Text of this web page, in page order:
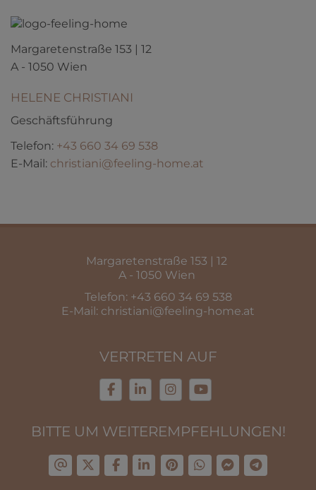
Margaretenstraße 153 | 12
A - 1050 Wien
HELENE CHRISTIANI
Geschäftsführung
Telefon: +43 660 34 69 538
E-Mail: christiani@feeling-home.at
Margaretenstraße 153 | 12
A - 1050 Wien
Telefon: +43 660 34 69 538
E-Mail: christiani@feeling-home.at
VERTRETEN AUF
BITTE UM WEITEREMPFEHLUNGEN!